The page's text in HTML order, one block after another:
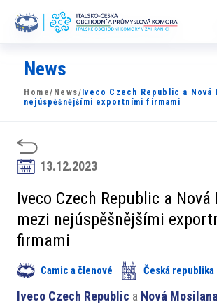
Komora
News
Rozvoj Trhu
Členové
Partneři
Členská sekce
News
Home/ News/ Iveco Czech Republic a Nová
nejúspěšnějšími exportními firmami
13.12.2023
Iveco Czech Republic a
mezi nejúspěšnějšími
firmami
Camic a členové Česká republika
Iveco Czech Republic a Nová Mosilana